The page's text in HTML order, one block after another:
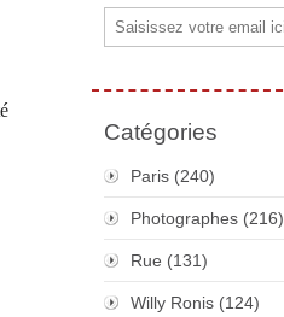
Email
Catégories
Paris (240)
Photographes (216)
Rue (131)
Willy Ronis (124)